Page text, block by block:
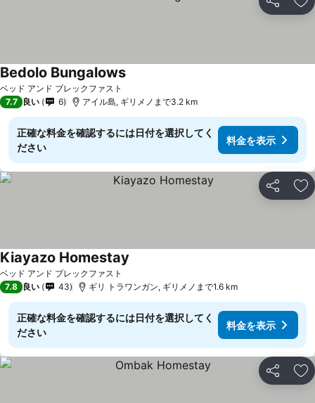
シェア お
ベッド アンド ブレックファスト
Bedolo Bungalows料金を表示
7.7 良い 6 アイル島, ギリメノまで3.2 km
正確な料金を確認するには日付を選択してく
ださい
料金を表示
シェア お
ベッド アンド ブレックファスト
Kiayazo Homestay
7.8 良い 43 ギリ トラワンガン, ギリメノまで1.6 km
正確な料金を確認するには日付を選択してく
ださい
料金を表示
シェア お